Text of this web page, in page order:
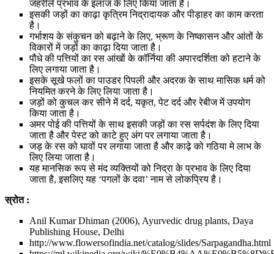
जहरीले प्रभाव के इलाज के लिए किया जाता है।
इसकी जड़ों का काढ़ा कृत्रिम निद्रादायक और पीड़ाहर का काम करता
है।
गर्भाशय के संकुचन को बढ़ाने के लिए, भ्रूण के निष्कासन और आंतों के
विकारों में जड़ों का काढ़ा दिया जाता है।
पौधे की पत्तियों का रस आंखों के कॉर्निया की अपारदर्शिता को हटाने के
लिए लगाया जाता है।
इसके सूखे फलों का पाउडर पिपली और अदरक के साथ मासिक धर्म को
नियमित करने के लिए लिया जाता है।
जड़ों को कुचल कर सीने में दर्द, यकृत, पेट दर्द और रेबीज में उपयोग
किया जाता है।
अमर पोई की पत्तियों के साथ इसकी जड़ों का रस सर्पदंश के लिए दिया
जाता है और पेस्ट को काटे हुए अंग पर लगाया जाता है।
जड़ के रस को घावों पर लगाया जाता है और काढ़े को गठिया मे लाभ के
लिए लिया जाता है।
यह मानसिक रूप से मंद व्यक्तियों को निद्रा के प्रभाव के लिए दिया
जाता है, इसलिए यह ‘पगलों के दवा’ नाम से लोकप्रिय है।
स्रोत :
Anil Kumar Dhiman (2006), Ayurvedic drug plants, Daya
Publishing House, Delhi
http://www.flowersofindia.net/catalog/slides/Sarpagandha.html